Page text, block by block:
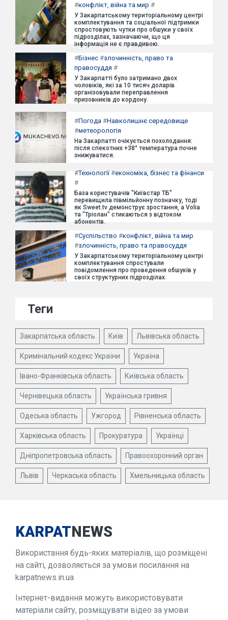
#конфлікт, війна та мир #
У Закарпатському територіальному центрі
комплектування та соціальної підтримки
спростовують чутки про обшуки у своїх
підрозділах, зазначаючи, що ця
інформація не є правдивою.
#Бізнес #злочинність, право та
правосуддя #
У Закарпатті було затримано двох
чоловіків, які за 10 тисяч доларів
організовували переправлення
призовників до кордону.
#Погода #Навколишнє середовище
#метеорологія
На Закарпатті очікується похолодання:
після спекотних +38° температура почне
знижуватися.
#Технології#економіка, бізнес та фінанси
#
База користувачів "Київстар ТБ"
перевищила півмільйонну позначку, тоді
як Sweet.tv демонструє зростання, а Volia
та "Тріолан" стикаються з відтоком
абонентів.
#Суспільство #конфлікт, війна та мир
#злочинність, право та правосуддя
У Закарпатському територіальному центрі
комплектування спростували
повідомлення про проведення обшуків у
своїх структурних підрозділах.
Теги
Закарпатська область Київ Львівська область
Кримінальний кодекс України Україна
Івано-Франківська область Київська область
Чернівецька область Українська гривня
Одеська область Ужгород Рівненська область
Харківська область Прокуратура Українці
Дніпропетровська область Правоохоронний орган
Львів Черкаська область Хмельницька область
KARPATNEWS
Використання будь-яких матеріалів, що розміщені
на сайті, дозволяється за умови посилання на
karpatnews.in.ua
Інтернет-видання можуть використовувати
матеріали сайту, розміщувати відео за умови